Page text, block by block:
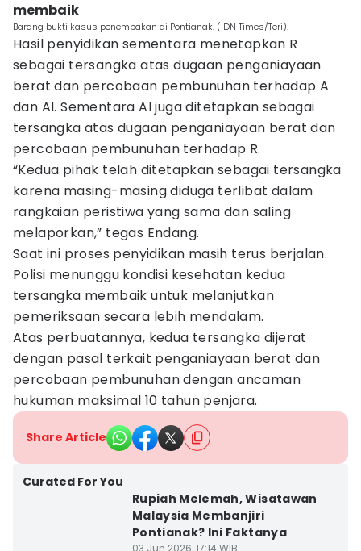
membaik
Barang bukti kasus penembakan di Pontianak. (IDN Times/Teri).
Hasil penyidikan sementara menetapkan R
sebagai tersangka atas dugaan penganiayaan
berat dan percobaan pembunuhan terhadap A
dan Al. Sementara Al juga ditetapkan sebagai
tersangka atas dugaan penganiayaan berat dan
percobaan pembunuhan terhadap R.
“Kedua pihak telah ditetapkan sebagai tersangka
karena masing-masing diduga terlibat dalam
rangkaian peristiwa yang sama dan saling
melaporkan,” tegas Endang.
Saat ini proses penyidikan masih terus berjalan.
Polisi menunggu kondisi kesehatan kedua
tersangka membaik untuk melanjutkan
pemeriksaan secara lebih mendalam.
Atas perbuatannya, kedua tersangka dijerat
dengan pasal terkait penganiayaan berat dan
percobaan pembunuhan dengan ancaman
hukuman maksimal 10 tahun penjara.
Share Article
Curated For You
Rupiah Melemah, Wisatawan
Malaysia Membanjiri
Pontianak? Ini Faktanya
03 Jun 2026, 17:14 WIB